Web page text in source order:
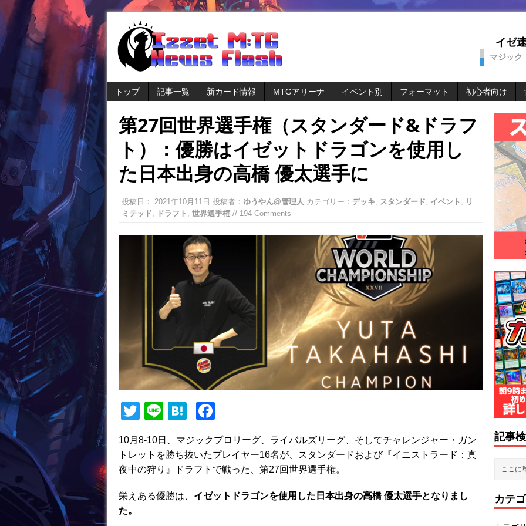
イゼ
マジック
トップ 記事一覧 新カード情報 MTGアリーナ イベント別 フォーマット 初心者向け
第27回世界選手権（スタンダード&ドラフ
ト）：優勝はイゼットドラゴンを使用し
た日本出身の高橋 優太選手に
投稿日： 2021年10月11日 投稿者： ゆうやん@管理人 カテゴリー： デッキ, スタンダード, イベント , リ
ミテッド, ドラフト , 世界選手権 // 194 Comments
T
itt
er
Li
e
H
e
n
a
c
e
b
o
10月8-10日、マジックプロリーグ、ライバルズリーグ、そしてチャレンジャー・ガン
トレットを勝ち抜いたプレイヤー16名が、
スタンダードおよび『イニストラード：真
夜中の狩り』ドラフトで戦った、第27回世界選手権。
栄えある優勝は、 イゼットドラゴンを使用した日本出身の高橋 優太選手となりまし
た。
記事
カテ